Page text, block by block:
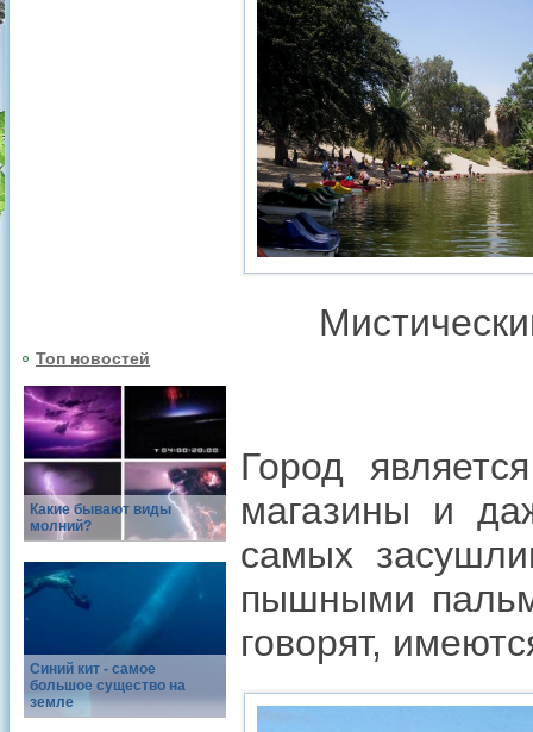
Топ новостей
Какие бывают виды
молний?
Синий кит - самое
большое существо на
земле
Город
магазины и
самых
пышными
говорят,